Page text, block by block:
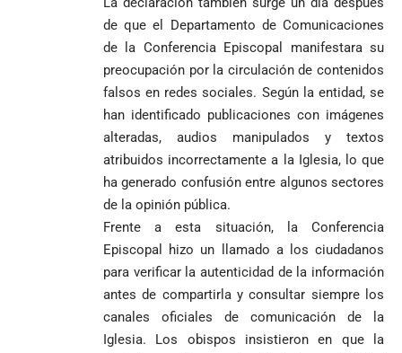
de que el Departamento de Comunicaciones
de la Conferencia Episcopal manifestara su
preocupación por la circulación de contenidos
falsos en redes sociales. Según la entidad, se
han identificado publicaciones con imágenes
alteradas, audios manipulados y textos
atribuidos incorrectamente a la Iglesia, lo que
ha generado confusión entre algunos sectores
de la opinión pública.
Frente a esta situación, la Conferencia
Episcopal hizo un llamado a los ciudadanos
para verificar la autenticidad de la información
antes de compartirla y consultar siempre los
canales oficiales de comunicación de la
Iglesia. Los obispos insistieron en que la
Rodríguez y
Damián Pérez
Federico
Gutiérrez
al FBI, DEA y
Congreso
contra la ‘paz
total’ por
presuntos
beneficios a
criminales
Falleció el padre
Jesús Hincapié
Álzate, reconocido
sacerdote de la
Diócesis de
Girardota, Párroco
de Yolombo
una histórica y
reñida
segunda
vuelta
Uribe
arremete
contra Petro y
lo
responsabiliza
por la crisis de
la salud en
Colombia
mundialista
Alemania no
tuvo piedad:
goleó 7-1 a un
valiente
Curazao en su
mundialista
COMO HERENCIA
Diócesis de
Sonsón-Rionegro
rechaza fotos
tomadas en
templo de Guarne y
ordena acto de
desagravio